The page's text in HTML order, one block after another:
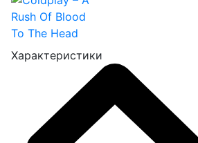
Характеристики